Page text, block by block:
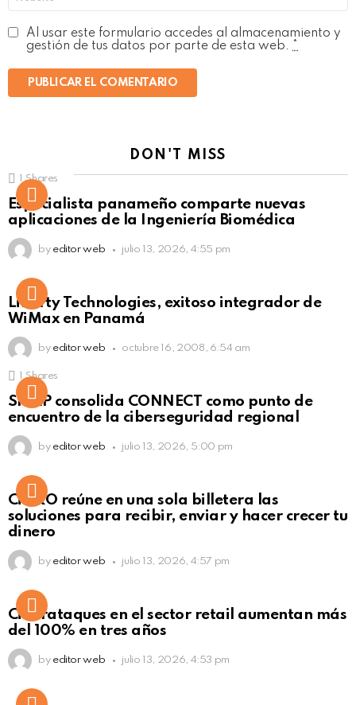
Al usar este formulario accedes al almacenamiento y
gestión de tus datos por parte de esta web.
DON'T MISS
Click to view this post
Shares
Especialista panameño comparte nuevas
aplicaciones de la Ingeniería Biomédica
by editor web julio 13, 2026, 4:55 pm
Liberty Technologies, exitoso integrador de
WiMax en Panamá
by editor web octubre 16, 2008, 6:54 am
Click to view this post
Shares
SISAP consolida CONNECT como punto de
encuentro de la ciberseguridad regional
by editor web julio 13, 2026, 5:00 pm
Not Safe For Work
Click to view this post
CiNKO reúne en una sola billetera las
soluciones para recibir, enviar y hacer crecer tu
dinero
by editor web julio 13, 2026, 4:57 pm
Ciberataques en el sector retail aumentan más
del 100% en tres años
by editor web julio 13, 2026, 4:53 pm